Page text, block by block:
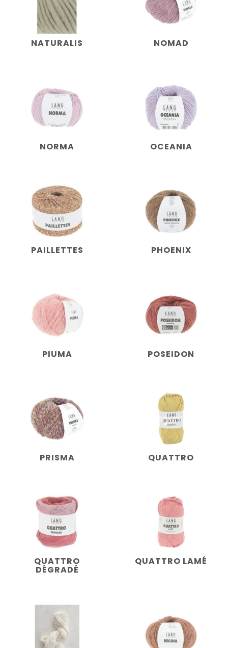
NATURALIS NOMAD
NORMA OCEANIA
PAILLETTES PHOENIX
PIUMA POSEIDON
PRISMA QUATTRO
QUATTRO
DÉGRADÉ
QUATTRO LAMÉ